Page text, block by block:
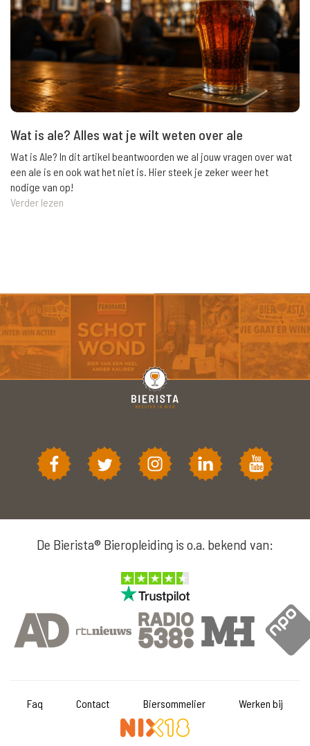
Wat is ale? Alles wat je wilt weten over ale
Wat is Ale? In dit artikel beantwoorden we al jouw vragen over wat
een ale is en ook wat het niet is. Hier steek je zeker weer het
nodige van op!
Verder lezen
De Bierista® Bieropleiding is o.a. bekend van:
Faq Contact Biersommelier Werken bij